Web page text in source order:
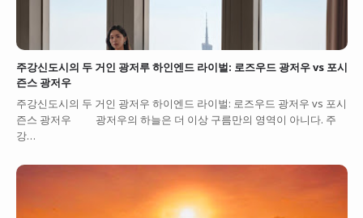
주강신도시의 두 거인 광저루 하인엔드 라이벌: 로즈우드 광저우 vs 포시
즌스 광저우
주강신도시의 두 거인 광저우 하이엔드 라이벌: 로즈우드 광저우 vs 포시
즌스 광저우 광저우의 하늘은 더 이상 구름만의 영역이 아니다. 주
강…